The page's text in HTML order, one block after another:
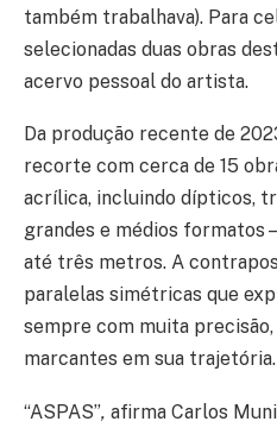
também trabalhava). Para
selecionadas duas obras
acervo pessoal do artista.
Da produção recente de
recorte com cerca de 15
acrílica, incluindo dípticos,
grandes e médios formatos
até três metros. A
paralelas simétricas que
sempre com muita
marcantes em sua trajetória.
“ASPAS”, afirma Carlos